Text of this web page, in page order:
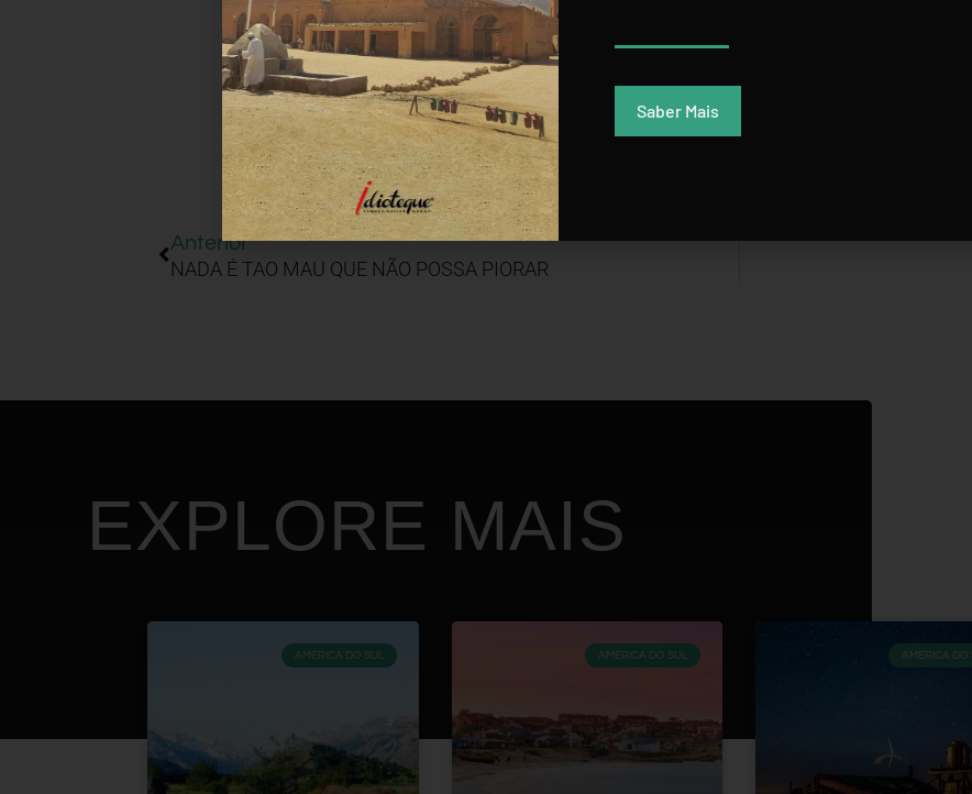
Anterior
NADA É TAO MAU QUE NÃO POSSA PIORAR
EXPLORE MAIS
AMÉRICA DO SUL AMÉRICA DO SUL AMÉRICA DO
Saber Mais